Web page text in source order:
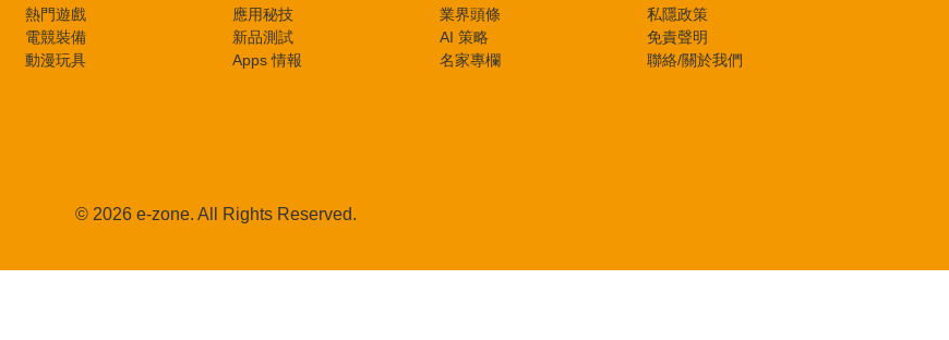
熱門遊戲
電競裝備
動漫玩具
應用秘技
新品測試
Apps 情報
業界頭條
AI 策略
名家專欄
私隱政策
免責聲明
聯絡/關於我們
© 2026 e-zone. All Rights Reserved.